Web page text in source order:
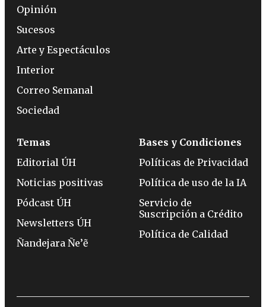
Opinión
Sucesos
Arte y Espectáculos
Interior
Correo Semanal
Sociedad
Temas
Editorial ÚH
Noticias positivas
Pódcast ÚH
Newsletters ÚH
Ñandejara Ñe’ẽ
Bases y Condiciones
Políticas de Privacidad
Política de uso de la IA
Servicio de
Suscripción a Crédito
Política de Calidad